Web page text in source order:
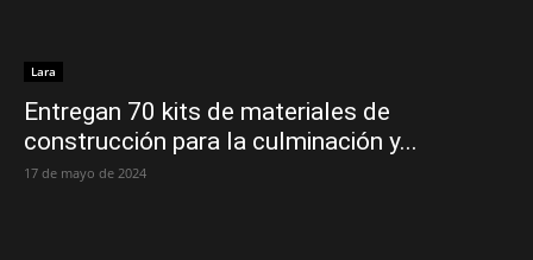
Lara
Entregan 70 kits de materiales de
construcción para la culminación y...
17 de mayo de 2024